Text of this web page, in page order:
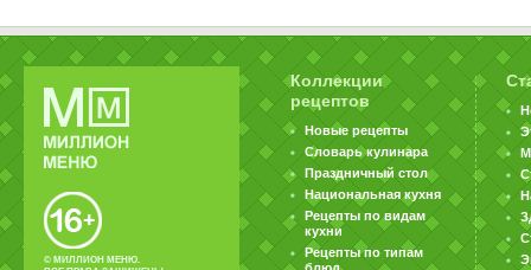
© МИЛЛИОН МЕНЮ.
Коллекции
рецептов
Новые рецепты
Словарь кулинара
Праздничный стол
Национальная кухня
Рецепты по видам
кухни
Рецепты по типам